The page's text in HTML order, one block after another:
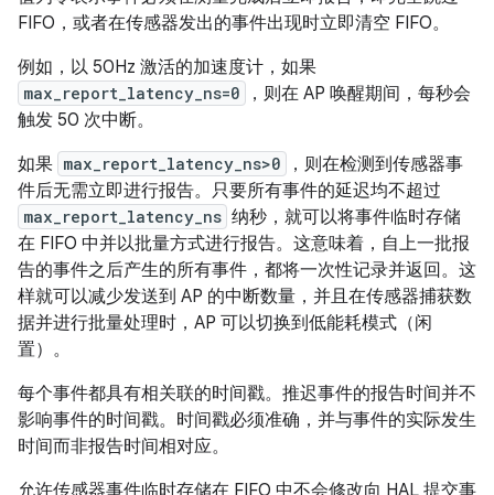
FIFO，或者在传感器发出的事件出现时立即清空 FIFO。
例如，以 50Hz 激活的加速度计，如果
max_report_latency_ns=0
，则在 AP 唤醒期间，每秒会
触发 50 次中断。
如果 max_report_latency_ns>0
，则在检测到传感器事
件后无需立即进行报告。只要所有事件的延迟均不超过
max_report_latency_ns 纳秒，就可以将事件临时存储
在 FIFO 中并以批量方式进行报告。这意味着，自上一批报
告的事件之后产生的所有事件，都将一次性记录并返回。这
样就可以减少发送到 AP 的中断数量，并且在传感器捕获数
据并进行批量处理时，AP 可以切换到低能耗模式（闲
置）。
每个事件都具有相关联的时间戳。推迟事件的报告时间并不
影响事件的时间戳。时间戳必须准确，并与事件的实际发生
时间而非报告时间相对应。
允许传感器事件临时存储在 FIFO 中不会修改向 HAL 提交事